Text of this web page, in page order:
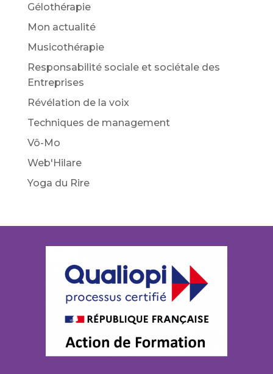
Gélothérapie
Mon actualité
Musicothérapie
Responsabilité sociale et sociétale des
Entreprises
Révélation de la voix
Techniques de management
Vô-Mo
Web'Hilare
Yoga du Rire